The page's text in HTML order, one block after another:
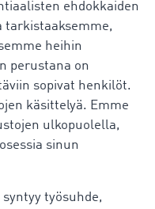
ehdokkaiden
tarkistaaksemme,
heihin
perustana on
sopivat henkilöt.
käsittelyä. Emme
ulkopuolella,
sinun
työsuhde,